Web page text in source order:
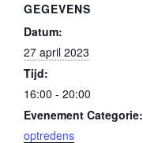
GEGEVENS
Datum:
27 april 2023
Tijd:
16:00 - 20:00
Evenement Categorie:
optredens